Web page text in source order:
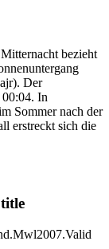
bezieht
Der
In
Sommer nach der
erstreckt sich die